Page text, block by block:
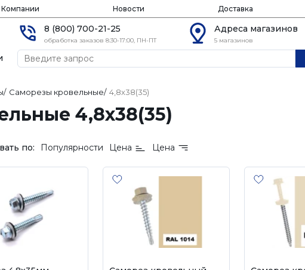
Новости Доставка
8 (800) 700-21-25
обработка заказов 8:30-17:00, ПН-ПТ
Адреса магазинов
5 магазинов
/ Саморезы кровельные/ 4,8х38(35)
4,8х38(35)
по: Популярности Цена Цена